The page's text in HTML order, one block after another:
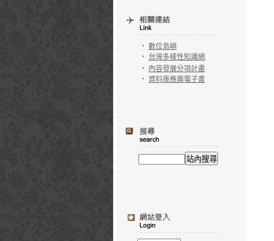
‧ 數位島嶼
‧ 台灣多樣性知識網
‧ 內容發展分項計畫
‧ 資料庫推廣電子書